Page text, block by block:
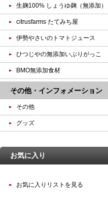
生麹100% しょうゆ麹（無添加）
citrusfarms たてみち屋
伊勢やさいのトマトジュース
ひつじやの無添加いぶりがっこ
BMO無添加食材
その他・インフォメーション
その他
グッズ
お気に入り
お気に入りリストを見る